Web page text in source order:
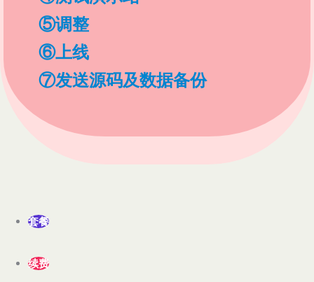
⑤调整
⑥上线
⑦发送源码及数据备份
套餐
续费